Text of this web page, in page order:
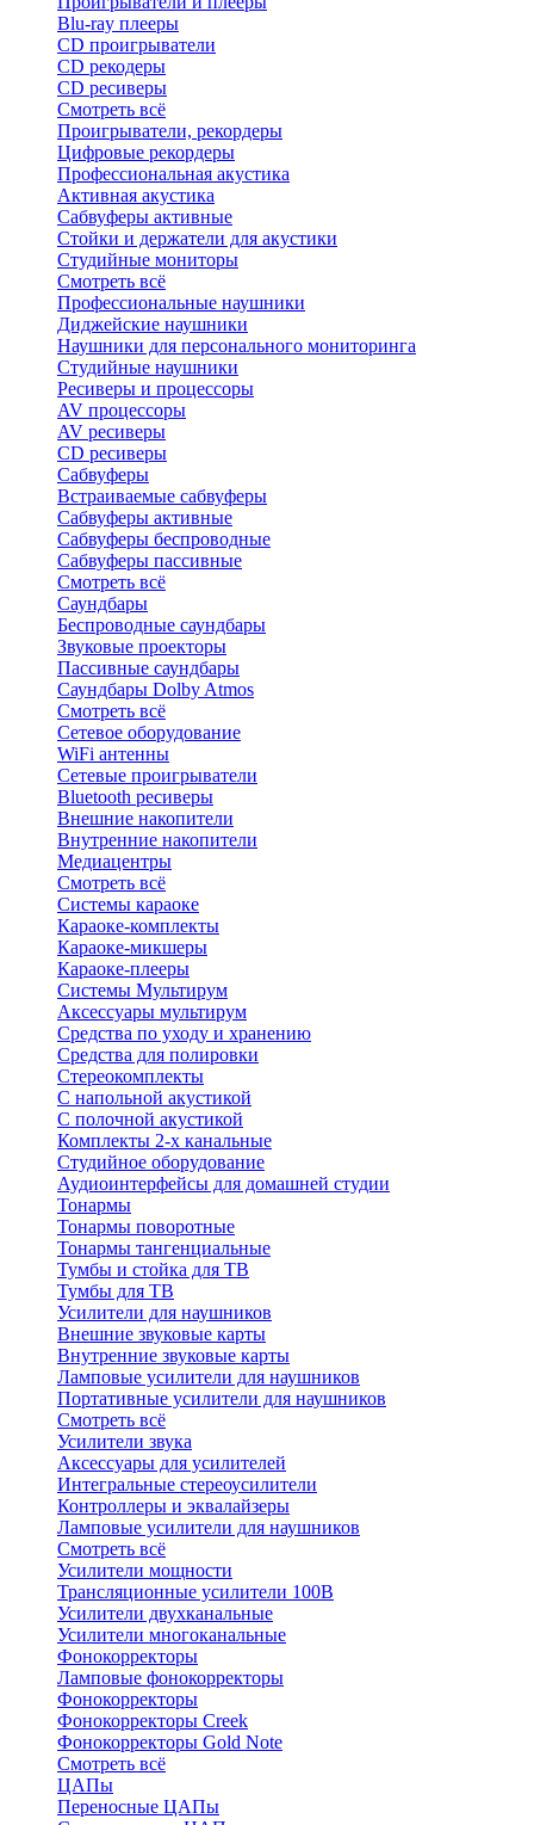
Blu-ray плееры
CD проигрыватели
CD рекодеры
CD ресиверы
Смотреть всё
Проигрыватели, рекордеры
Цифровые рекордеры
Профессиональная акустика
Активная акустика
Сабвуферы активные
Стойки и держатели для акустики
Студийные мониторы
Смотреть всё
Профессиональные наушники
Диджейские наушники
Наушники для персонального мониторинга
Студийные наушники
Ресиверы и процессоры
AV процессоры
AV ресиверы
CD ресиверы
Сабвуферы
Встраиваемые сабвуферы
Сабвуферы активные
Сабвуферы беспроводные
Сабвуферы пассивные
Смотреть всё
Саундбары
Беспроводные саундбары
Звуковые проекторы
Пассивные саундбары
Саундбары Dolby Atmos
Смотреть всё
Сетевое оборудование
WiFi антенны
Сетевые проигрыватели
Bluetooth ресиверы
Внешние накопители
Внутренние накопители
Медиацентры
Смотреть всё
Системы караоке
Караоке-комплекты
Караоке-микшеры
Караоке-плееры
Системы Мультирум
Аксессуары мультирум
Средства по уходу и хранению
Средства для полировки
Стереокомплекты
C напольной акустикой
C полочной акустикой
Комплекты 2-х канальные
Студийное оборудование
Аудиоинтерфейсы для домашней студии
Тонармы
Тонармы поворотные
Тонармы тангенциальные
Тумбы и стойка для ТВ
Тумбы для ТВ
Усилители для наушников
Внешние звуковые карты
Внутренние звуковые карты
Ламповые усилители для наушников
Портативные усилители для наушников
Смотреть всё
Усилители звука
Аксессуары для усилителей
Интегральные стереоусилители
Контроллеры и эквалайзеры
Ламповые усилители для наушников
Смотреть всё
Усилители мощности
Трансляционные усилители 100В
Усилители двухканальные
Усилители многоканальные
Фонокорректоры
Ламповые фонокорректоры
Фонокорректоры
Фонокорректоры Creek
Фонокорректоры Gold Note
Смотреть всё
ЦАПы
Переносные ЦАПы